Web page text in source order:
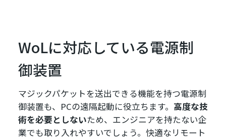
WoLに対応している電源制
御装置
マジックパケットを送出できる機能を持つ電源制
御装置も、PCの遠隔起動に役立ちます。 高度な技
術を必要としないため、エンジニアを持たない企
業でも取り入れやすいでしょう。快適なリモート